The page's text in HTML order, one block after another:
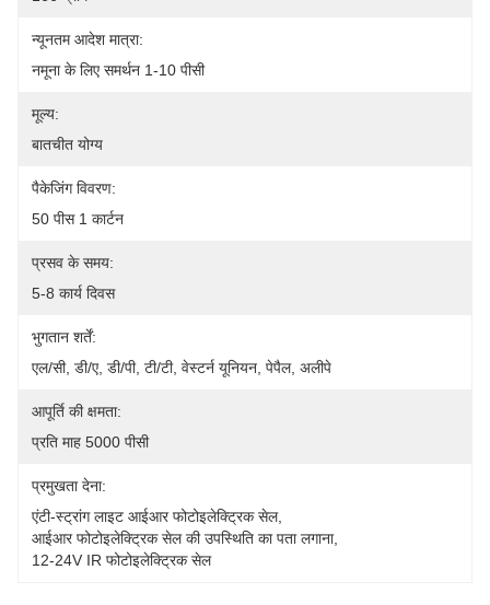
न्यूनतम आदेश मात्रा:
नमूना के लिए समर्थन 1-10 पीसी
मूल्य:
बातचीत योग्य
पैकेजिंग विवरण:
50 पीस 1 कार्टन
प्रसव के समय:
5-8 कार्य दिवस
भुगतान शर्तें:
एल/सी, डी/ए, डी/पी, टी/टी, वेस्टर्न यूनियन, पेपैल, अलीपे
आपूर्ति की क्षमता:
प्रति माह 5000 पीसी
प्रमुखता देना:
एंटी-स्ट्रांग लाइट आईआर फोटोइलेक्ट्रिक सेल,
आईआर फोटोइलेक्ट्रिक सेल की उपस्थिति का पता लगाना,
12-24V IR फोटोइलेक्ट्रिक सेल